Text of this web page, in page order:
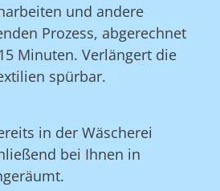
und andere
Prozess, abgerechnet
Minuten. Verlängert die
spürbar.
in der Wäscherei
bei Ihnen in